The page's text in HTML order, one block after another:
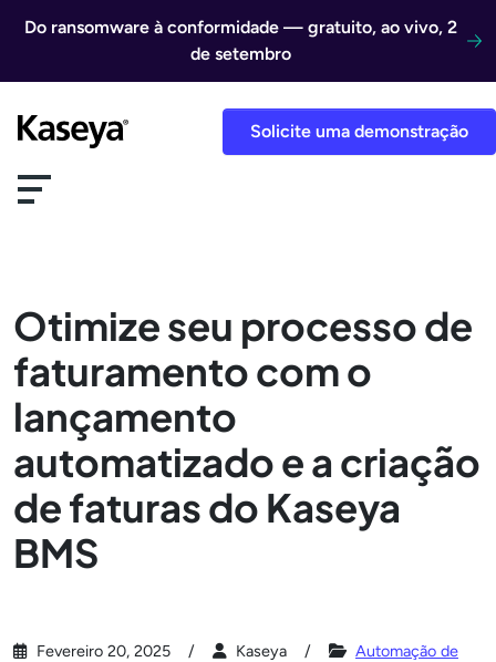
Do ransomware à conformidade — gratuito, ao vivo, 2
de setembro
Solicite uma demonstração
Otimize seu processo de
faturamento com o
lançamento
automatizado e a criação
de faturas do Kaseya
BMS
Fevereiro 20, 2025 Kaseya
Automação de